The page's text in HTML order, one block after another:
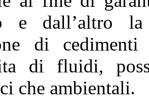
e dall’altro
di
di fluidi,
che ambientali.